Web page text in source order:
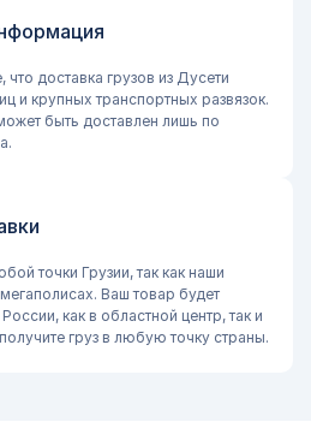
доставка грузов из Дусети
и крупных транспортных развязок.
быть доставлен лишь по
точки Грузии, так как наши
Ваш товар будет
как в областной центр, так и
груз в любую точку страны.